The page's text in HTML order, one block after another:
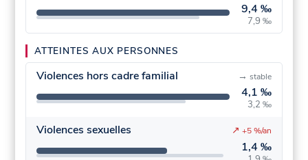
9,4 ‰
7,9 ‰
ATTEINTES AUX PERSONNES
Violences hors cadre familial
4,1 ‰
3,2 ‰
→ stable
Violences sexuelles
1,4 ‰
↗ +5 %/an